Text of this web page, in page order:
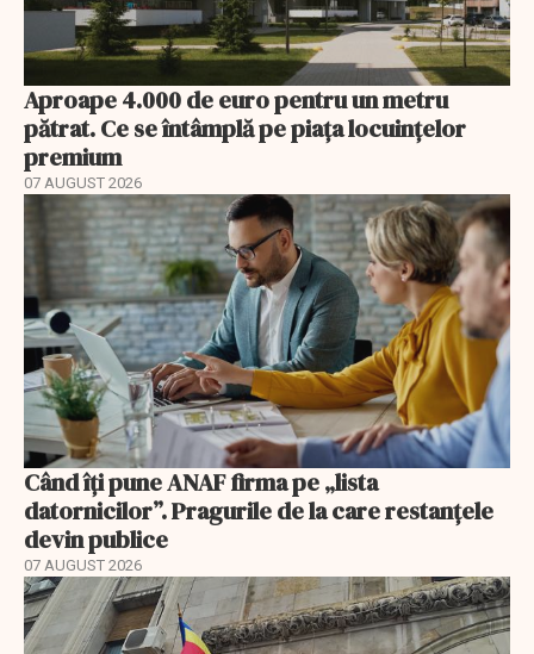
Aproape 4.000 de euro pentru un metru
pătrat. Ce se întâmplă pe piața locuințelor
premium
07 AUGUST 2026
Când îți pune ANAF firma pe „lista
datornicilor”. Pragurile de la care restanțele
devin publice
07 AUGUST 2026